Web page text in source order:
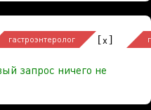
гастроэнтеролог [x]
запрос ничего не